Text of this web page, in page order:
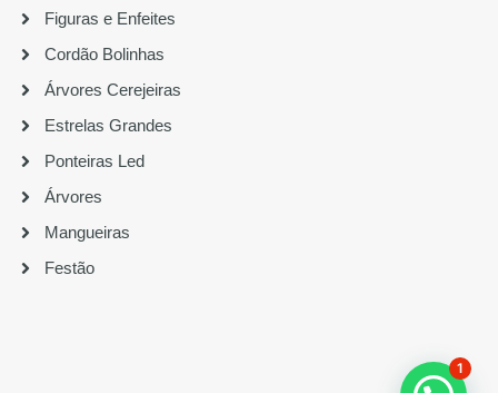
Figuras e Enfeites
Cordão Bolinhas
Árvores Cerejeiras
Estrelas Grandes
Ponteiras Led
Árvores
Mangueiras
Festão
1